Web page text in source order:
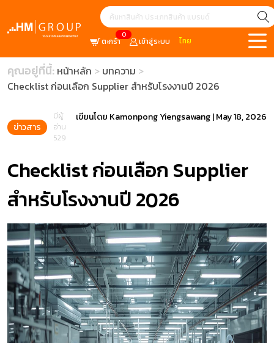
0
ตะกร้า เข้าสู่ระบบ ไทย
คุณอยู่ที่นี้: หน้าหลัก
บทความ
Checklist ก่อนเลือก Supplier สำหรับโรงงานปี 2026
ข่าวสาร
มีผู้
อ่าน
529
เขียนโดย Kamonpong Yiengsawang|May 18, 2026
Checklist ก่อนเลือก Supplier
สำหรับโรงงานปี 2026